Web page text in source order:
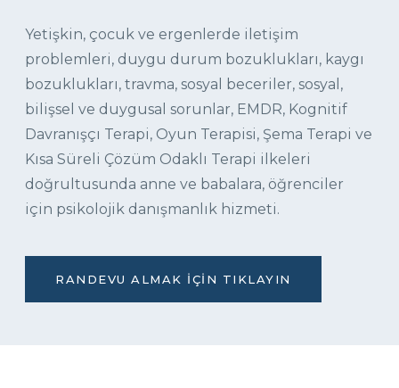
Yetişkin, çocuk ve ergenlerde iletişim
problemleri, duygu durum bozuklukları, kaygı
bozuklukları, travma, sosyal beceriler, sosyal,
bilişsel ve duygusal sorunlar, EMDR, Kognitif
Davranışçı Terapi, Oyun Terapisi, Şema Terapi ve
Kısa Süreli Çözüm Odaklı Terapi ilkeleri
doğrultusunda anne ve babalara, öğrenciler
için psikolojik danışmanlık hizmeti.
RANDEVU ALMAK İÇIN TIKLAYIN